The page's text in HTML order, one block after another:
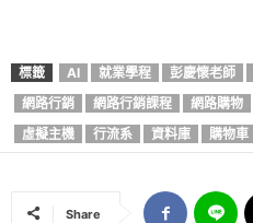
標籤 AI 就業學程 彭慶懷老師
網路行銷
網路行銷課程 網路購物
虛擬主機
行流系 資料庫 購物車
Share